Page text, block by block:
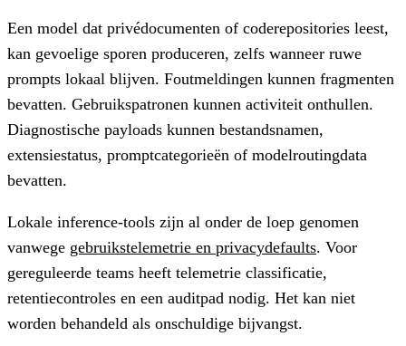
Een model dat privédocumenten of coderepositories leest,
kan gevoelige sporen produceren, zelfs wanneer ruwe
prompts lokaal blijven. Foutmeldingen kunnen fragmenten
bevatten. Gebruikspatronen kunnen activiteit onthullen.
Diagnostische payloads kunnen bestandsnamen,
extensiestatus, promptcategorieën of modelroutingdata
bevatten.
Lokale inference-tools zijn al onder de loep genomen
vanwege gebruikstelemetrie en privacydefaults. Voor
gereguleerde teams heeft telemetrie classificatie,
retentiecontroles en een auditpad nodig. Het kan niet
worden behandeld als onschuldige bijvangst.